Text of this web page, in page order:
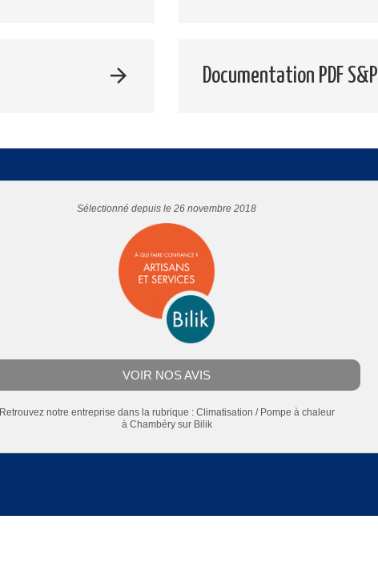
Documentation PDF S&P
Sélectionné depuis le 26 novembre 2018
VOIR NOS AVIS
Retrouvez notre entreprise dans la rubrique : Climatisation / Pompe à chaleur
à Chambérysur Bilik